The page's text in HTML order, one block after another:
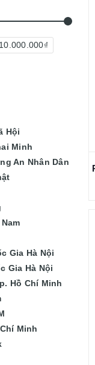
Hội
Minh
An Nhân Dân
Gia Hà Nội
Gia Hà Nội
Hồ Chí Minh
Minh